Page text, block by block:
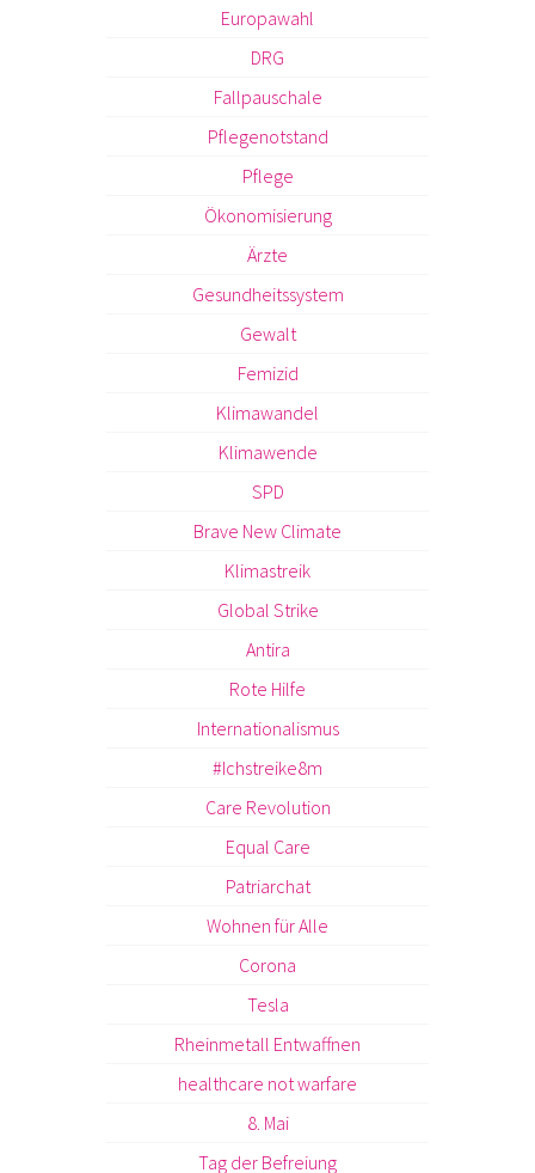
Europawahl
DRG
Fallpauschale
Pflegenotstand
Pflege
Ökonomisierung
Ärzte
Gesundheitssystem
Gewalt
Femizid
Klimawandel
Klimawende
SPD
Brave New Climate
Klimastreik
Global Strike
Antira
Rote Hilfe
Internationalismus
#Ichstreike8m
Care Revolution
Equal Care
Patriarchat
Wohnen für Alle
Corona
Tesla
Rheinmetall Entwaffnen
healthcare not warfare
8. Mai
Tag der Befreiung